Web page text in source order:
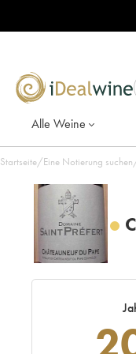
Alle Weine
Startseite/Eine Notierung suchen